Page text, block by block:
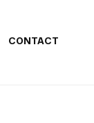
CONTACT